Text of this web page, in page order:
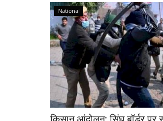
National